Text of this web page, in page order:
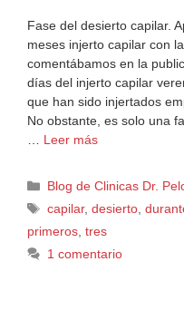
Fase del desierto capilar.
meses injerto capilar con
comentábamos en la
días del injerto capilar
que han sido injertados
No obstante, es solo una
… Leer más
Blog de Clinicas Dr.
capilar,desierto,
primeros, tres
1 comentario